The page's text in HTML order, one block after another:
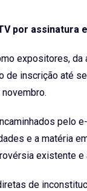
por assinatura
expositores,
de inscrição até
pelo
e a matéria
existente
de